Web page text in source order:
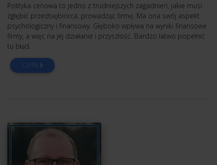
Polityka cenowa to jedno z trudniejszych zagadnień, jakie musi
zgłębić przedsiębiorca, prowadząc firmę. Ma ona swój aspekt
psychologiczny i finansowy. Głęboko wpływa na wyniki finansowe
firmy, a więc na jej działanie i przyszłość. Bardzo łatwo popełnić
tu błąd.
CZYTAJ